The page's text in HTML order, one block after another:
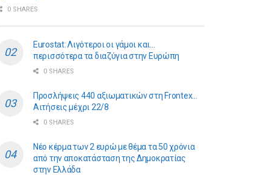
0 SHARES
Eurostat: Λιγότεροι οι γάμοι και…
περισσότερα τα διαζύγια στην Ευρώπη
0 SHARES
Προσλήψεις 440 αξιωματικών στη Frontex…
Αιτήσεις μέχρι 22/8
0 SHARES
Νέο κέρμα των 2 ευρώ με θέμα τα 50 χρόνια
από την αποκατάσταση της Δημοκρατίας
στην Ελλάδα